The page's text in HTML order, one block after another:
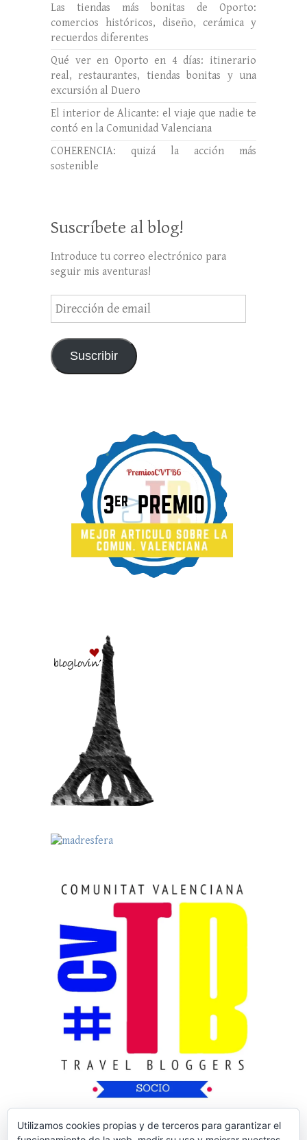
Las tiendas más bonitas de Oporto:
comercios históricos, diseño, cerámica y
recuerdos diferentes
Qué ver en Oporto en 4 días: itinerario
real, restaurantes, tiendas bonitas y una
excursión al Duero
El interior de Alicante: el viaje que nadie te
contó en la Comunidad Valenciana
COHERENCIA: quizá la acción más
sostenible
Suscríbete al blog!
Introduce tu correo electrónico para
seguir mis aventuras!
Dirección
de
Suscribir
Utilizamos cookies propias y de terceros para garantizar el